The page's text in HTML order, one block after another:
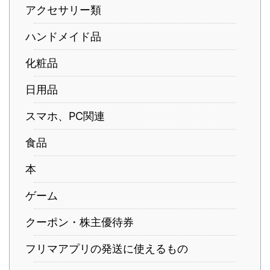
アクセサリー類
ハンドメイド品
化粧品
日用品
スマホ、PC関連
食品
本
ゲーム
クーポン・株主優待券
フリマアプリの発送に使えるもの